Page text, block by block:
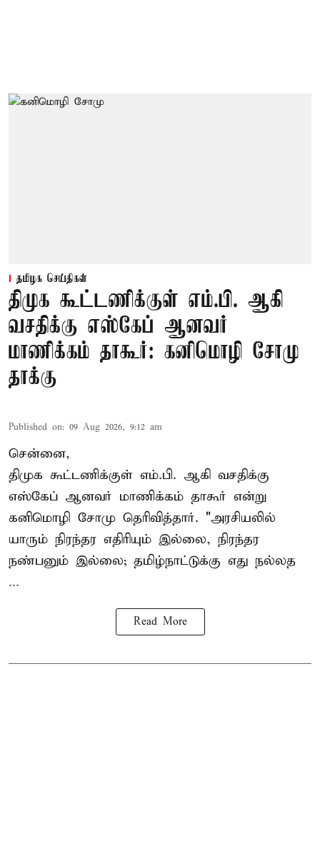
தமிழக செய்திகள்
திமுக கூட்டணிக்குள் எம்.பி. ஆகி
வசதிக்கு எஸ்கேப் ஆனவர்
மாணிக்கம் தாகூர்: கனிமொழி சோமு
தாக்கு
Published on: 09 Aug 2026, 9:12 am
சென்னை,
திமுக கூட்டணிக்குள் எம்.பி. ஆகி வசதிக்கு
எஸ்கேப் ஆனவர் மாணிக்கம் தாகூர் என்று
கனிமொழி சோமு தெரிவித்தார். "அரசியலில்
யாரும் நிரந்தர எதிரியும் இல்லை, நிரந்தர
நண்பனும் இல்லை; தமிழ்நாட்டுக்கு எது நல்லத
...
Read More